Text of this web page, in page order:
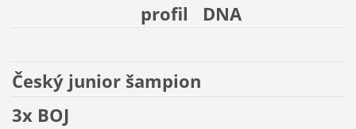
profil DNA
Český junior šampion
3x BOJ